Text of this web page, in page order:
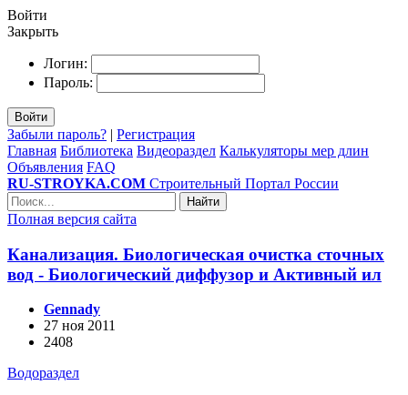
Войти
Закрыть
Логин:
Пароль:
Войти
Забыли пароль? | Регистрация
Главная Библиотека Видеораздел Калькуляторы мер длин
Объявления FAQ
RU-STROYKA.COM Строительный Портал России
Найти
Полная версия сайта
Канализация. Биологическая очистка сточных
вод - Биологический диффузор и Активный ил
Gennady
27 ноя 2011
2408
Водораздел